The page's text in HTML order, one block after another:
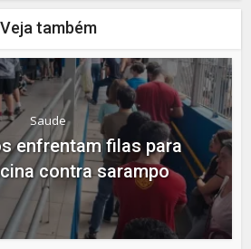
Veja também
Saude
enfrentam filas para
contra sarampo